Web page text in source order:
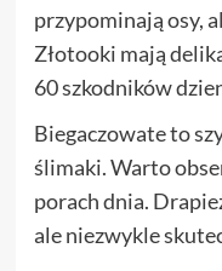
przypominają osy,
Złotooki mają
60 szkodników
Biegaczowate to
ślimaki. Warto
porach dnia.
ale niezwykle